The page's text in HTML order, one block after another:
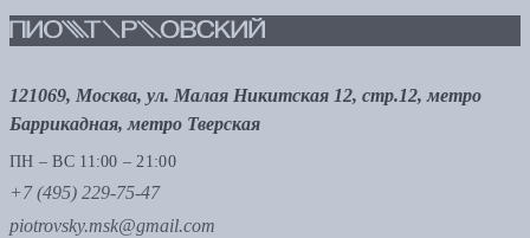
121069, Москва, ул. Малая Никитская 12, стр.12, метро
Баррикадная, метро Тверская
ПН – ВС 11:00 – 21:00
+7 (495) 229-75-47
piotrovsky.msk@gmail.com